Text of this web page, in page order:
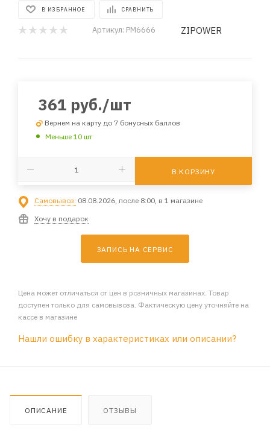
В ИЗБРАННОЕ СРАВНИТЬ
Артикул: PM6666 ZIPOWER
361 руб./шт
Вернем на карту до 7 бонусных баллов
Меньше 10 шт
В КОРЗИНУ
Самовывоз: 08.08.2026, после 8:00, в 1 магазине
Хочу в подарок
ЗАПИСЬ НА СЕРВИС
Цена может отличаться от цен в розничных магазинах. Товар
доступен только для самовывоза. Фактическую цену уточняйте на
кассе в магазине
Нашли ошибку в характеристиках или описании?
ОПИСАНИЕ ОТЗЫВЫ